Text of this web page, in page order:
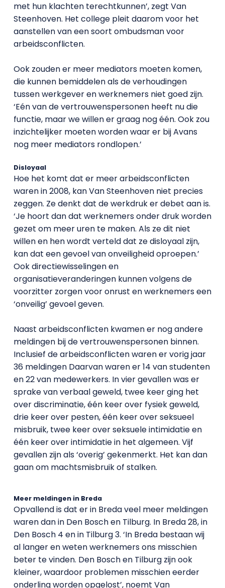
met hun klachten terechtkunnen’, zegt Van
Steenhoven. Het college pleit daarom voor het
aanstellen van een soort ombudsman voor
arbeidsconflicten.
Ook zouden er meer mediators moeten komen,
die kunnen bemiddelen als de verhoudingen
tussen werkgever en werknemers niet goed zijn.
‘Eén van de vertrouwenspersonen heeft nu die
functie, maar we willen er graag nog één. Ook zou
inzichtelijker moeten worden waar er bij Avans
nog meer mediators rondlopen.’
Disloyaal
Hoe het komt dat er meer arbeidsconflicten
waren in 2008, kan Van Steenhoven niet precies
zeggen. Ze denkt dat de werkdruk er debet aan is.
‘Je hoort dan dat werknemers onder druk worden
gezet om meer uren te maken. Als ze dit niet
willen en hen wordt verteld dat ze disloyaal zijn,
kan dat een gevoel van onveiligheid oproepen.’
Ook directiewisselingen en
organisatieveranderingen kunnen volgens de
voorzitter zorgen voor onrust en werknemers een
‘onveilig’ gevoel geven.
Naast arbeidsconflicten kwamen er nog andere
meldingen bij de vertrouwenspersonen binnen.
Inclusief de arbeidsconflicten waren er vorig jaar
36 meldingen Daarvan waren er 14 van studenten
en 22 van medewerkers. In vier gevallen was er
sprake van verbaal geweld, twee keer ging het
over discriminatie, één keer over fysiek geweld,
drie keer over pesten, één keer over seksueel
misbruik, twee keer over seksuele intimidatie en
één keer over intimidatie in het algemeen. Vijf
gevallen zijn als ‘overig’ gekenmerkt. Het kan dan
gaan om machtsmisbruik of stalken.
Meer meldingen in Breda
Opvallend is dat er in Breda veel meer meldingen
waren dan in Den Bosch en Tilburg. In Breda 28, in
Den Bosch 4 en in Tilburg 3. ‘In Breda bestaan wij
al langer en weten werknemers ons misschien
beter te vinden. Den Bosch en Tilburg zijn ook
kleiner, waardoor problemen misschien eerder
onderling worden opgelost’, noemt Van